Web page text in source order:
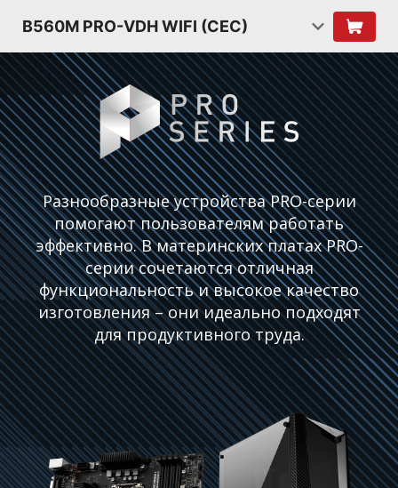
B560M PRO-VDH WIFI (CEC)
Разнообразные устройства PRO-серии
помогают пользователям работать
эффективно. В материнских платах PRO-
серии сочетаются отличная
функциональность и высокое качество
изготовления – они идеально подходят
для продуктивного труда.